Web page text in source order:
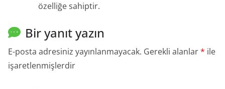
özelliğe sahiptir.
Bir yanıt yazın
E-posta adresiniz yayınlanmayacak. Gerekli alanlar* ile
işaretlenmişlerdir